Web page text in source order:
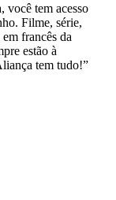
você tem acesso
Filme, série,
francês da
estão à
tem tudo!”